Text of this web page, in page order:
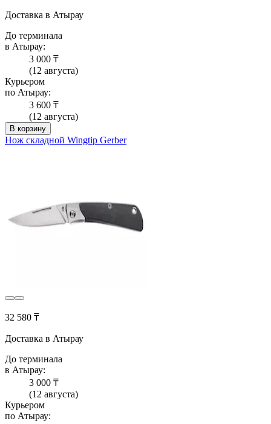
Доставка в Атырау
До терминала
в Атырау:
3 000 ₸
(12 августа)
Курьером
по Атырау:
3 600 ₸
(12 августа)
В корзину
Нож складной Wingtip Gerber
32 580 ₸
Доставка в Атырау
До терминала
в Атырау:
3 000 ₸
(12 августа)
Курьером
по Атырау: